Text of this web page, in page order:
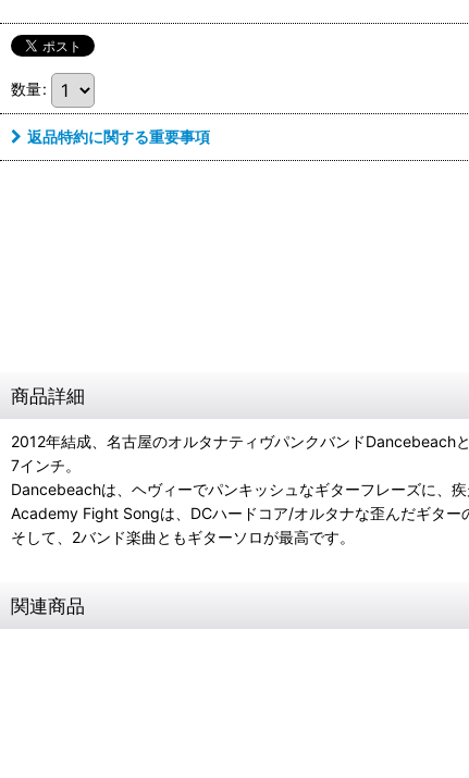
数量:
返品特約に関する重要事項
商品詳細
2012年結成、名古屋のオルタナティヴパンクバンドDancebeach
7インチ。
Dancebeachは、ヘヴィーでパンキッシュなギターフレーズに、
Academy Fight Songは、DCハードコア/オルタナな歪んだギター
そして、2バンド楽曲ともギターソロが最高です。
関連商品